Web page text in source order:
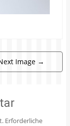
Image →
Erforderliche